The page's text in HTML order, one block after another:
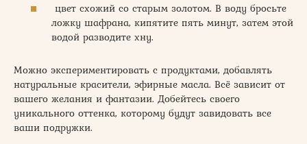
цвет схожий со старым золотом. В воду бросьте
ложку шафрана, кипятите пять минут, затем этой
водой разводите хну.
Можно экспериментировать с продуктами, добавлять
натуральные красители, эфирные масла. Всё зависит от
вашего желания и фантазии. Добейтесь своего
уникального оттенка, которому будут завидовать все
ваши подружки.